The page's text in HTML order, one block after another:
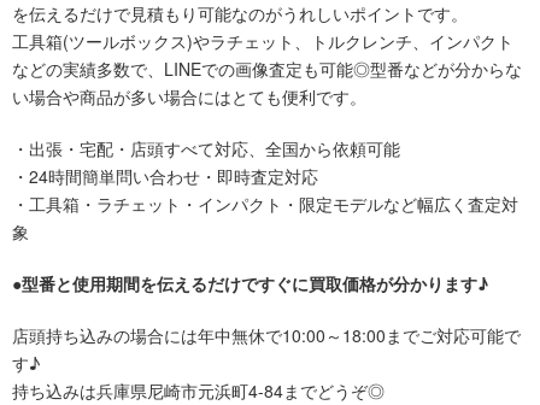
を伝えるだけで見積もり可能なのがうれしいポイントです。
工具箱(ツールボックス)やラチェット、トルクレンチ、インパクト
などの実績多数で、LINEでの画像査定も可能◎型番などが分からな
い場合や商品が多い場合にはとても便利です。
・出張・宅配・店頭すべて対応、全国から依頼可能
・24時間簡単問い合わせ・即時査定対応
・工具箱・ラチェット・インパクト・限定モデルなど幅広く査定対
象
●型番と使用期間を伝えるだけですぐに買取価格が分かります♪
店頭持ち込みの場合には年中無休で10:00～18:00までご対応可能で
す♪
持ち込みは兵庫県尼崎市元浜町4-84までどうぞ◎